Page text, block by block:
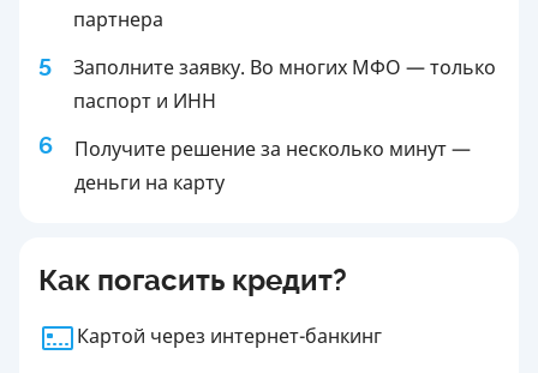
партнера
5
Заполните заявку. Во многих МФО — только
паспорт и ИНН
6
Получите решение за несколько минут —
деньги на карту
Как погасить кредит?
Картой через интернет-банкинг